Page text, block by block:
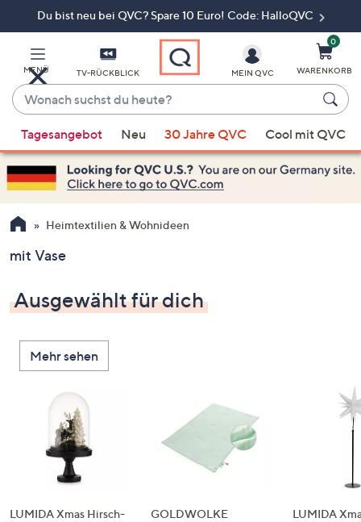
Du bist neu bei QVC? Spare 10 Euro! Code: HalloQVC
MENÜ TV-RÜCKBLICK
Wonach
suchst
du
heute?
Vorschläge
verfügbar
sind,
verwenden
Sie
Pfeiltasten
oben
und
nach
unten
oder
wischen
Touch-
Geräten
links
MEIN QVC
0
WARENKORB
Tagesangebot Neu 30 Jahre QVC Cool mit QVC
Heimtextilien & Wohnideen
mit Vase
Ausgewählt für dich
Mehr sehen
LUMIDA Xmas Hirsch-
GOLDWOLKE
LUMIDA